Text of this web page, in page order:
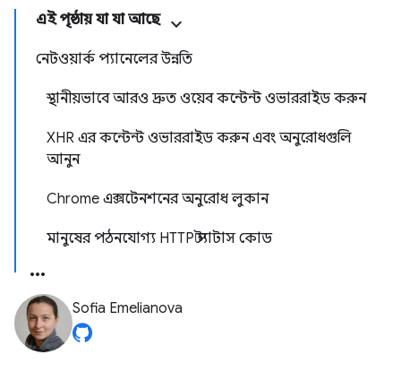
এই পৃষ্ঠায় যা যা আছে
নেটওয়ার্ক প্যানেলের উন্নতি
স্থানীয়ভাবে আরও দ্রুত ওয়েব কন্টেন্ট ওভাররাইড করুন
XHR এর কন্টেন্ট ওভাররাইড করুন এবং অনুরোধগুলি
আনুন
Chrome এক্সটেনশনের অনুরোধ লুকান
মানুষের পঠনযোগ্য HTTP স্ট্যাটাস কোড
Sofia Emelianova